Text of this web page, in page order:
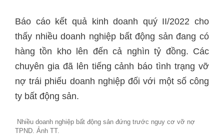
Báo cáo kết quả kinh doanh quý II/2022 cho
thấy nhiều doanh nghiệp bất động sản đang có
hàng tồn kho lên đến cả nghìn tỷ đồng. Các
chuyên gia đã lên tiếng cảnh báo tình trạng vỡ
nợ trái phiếu doanh nghiệp đối với một số công
ty bất động sản.
Nhiều doanh nghiệp bất động sản đứng trước nguy cơ vỡ nợ
TPND. Ảnh TT.